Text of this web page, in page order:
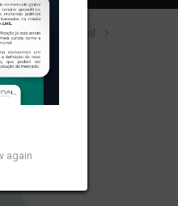
again
Construção Civil
m